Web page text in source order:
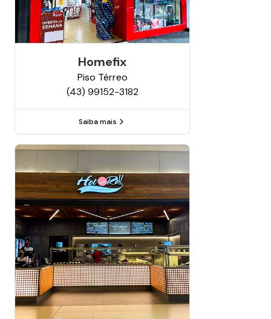
Homefix
Piso Térreo
(43) 99152-3182
Saiba mais